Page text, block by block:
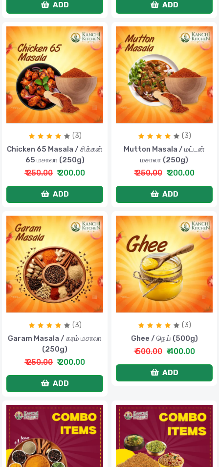
ADD ADD
(3)
Chicken 65 Masala / சிக்கன்
65 மசாலா (250g)
₹ 250.00 ₹ 200.00
ADD
(3)
Mutton Masala / மட்டன்
மசாலா (250g)
₹ 250.00 ₹ 200.00
ADD
(3)
Garam Masala / கரம் மசாலா
(250g)
₹ 250.00 ₹ 200.00
ADD
(3)
Ghee / நெய் (500g)
₹ 500.00 ₹ 400.00
ADD